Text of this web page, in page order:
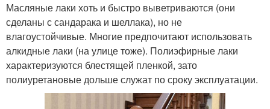
Масляные лаки хоть и быстро выветриваются (они
сделаны с сандарака и шеллака), но не
влагоустойчивые. Многие предпочитают использовать
алкидные лаки (на улице тоже). Полиэфирные лаки
характеризуются блестящей пленкой, зато
полиуретановые дольше служат по сроку эксплуатации.